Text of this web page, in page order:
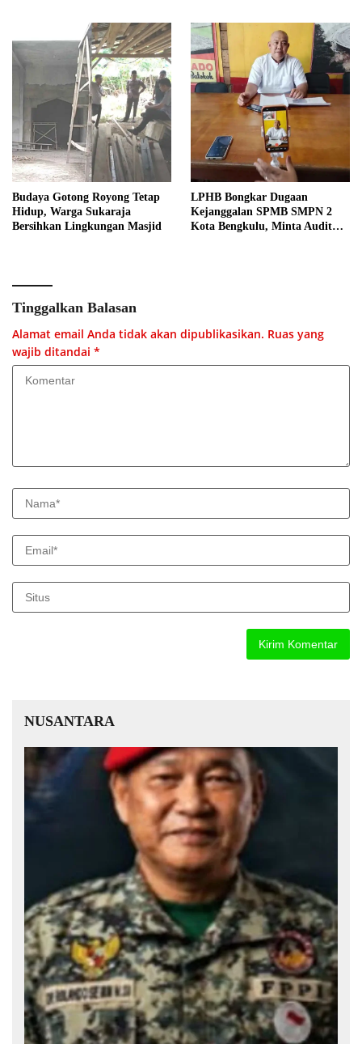
Budaya Gotong Royong Tetap
Hidup, Warga Sukaraja
Bersihkan Lingkungan Masjid
LPHB Bongkar Dugaan
Kejanggalan SPMB SMPN 2
Kota Bengkulu, Minta Audit
Tinggalkan Balasan
Alamat email Anda tidak akan dipublikasikan. Ruas yang
wajib ditandai *
NUSANTARA